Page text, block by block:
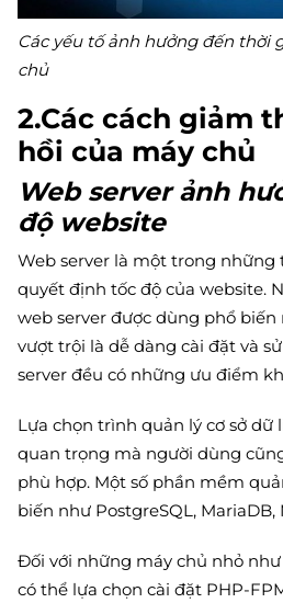
Các yếu tố ảnh hưởng đến thời
chủ
2.Các cách giảm
hồi của máy chủ
Web server ảnh
độ website
Web server là một trong
quyết định tốc độ của website.
web server được dùng phổ
vượt trội là dễ dàng cài đặt và
server đều có những ưu điểm
Lựa chọn trình quản lý cơ sở dữ
quan trọng mà người dùng
phù hợp. Một số phần mềm
biến như PostgreSQL, MariaDB,
Đối với những máy chủ nhỏ như
có thể lựa chọn cài đặt PHP-